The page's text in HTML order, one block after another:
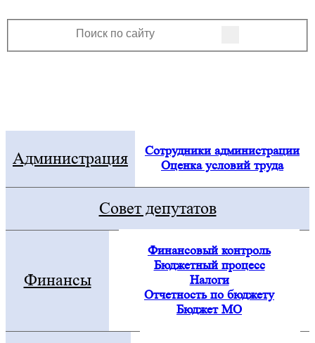
Администрация
Сотрудники администрации
Оценка условий труда
Совет депутатов
Финансы
Финансовый контроль
Бюджетный процесс
Налоги
Отчетность по бюджету
Бюджет МО